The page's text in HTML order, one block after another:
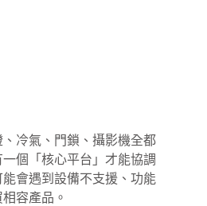
冷氣、門鎖、攝影機全都
個「核心平台」才能協調
會遇到設備不支援、功能
容產品。